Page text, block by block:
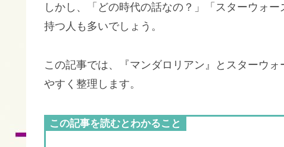
しかし、「どの時代の話なの？」「スターウォ
持つ人も多いでしょう。
この記事では、『マンダロリアン』とスターウ
やすく整理します。
この記事を読むとわかること